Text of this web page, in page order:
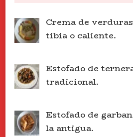
Crema de
tibia o caliente.
Estofado de
tradicional.
Estofado de
la antigua.